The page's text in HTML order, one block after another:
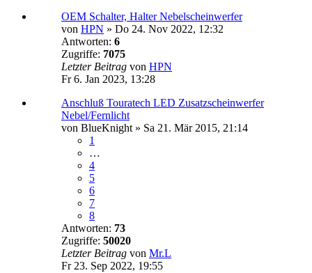
OEM Schalter, Halter Nebelscheinwerfer
von HPN » Do 24. Nov 2022, 12:32
Antworten: 6
Zugriffe: 7075
Letzter Beitrag von HPN
Fr 6. Jan 2023, 13:28
Anschluß Touratech LED Zusatzscheinwerfer
Nebel/Fernlicht
von BlueKnight » Sa 21. Mär 2015, 21:14
1
…
4
5
6
7
8
Antworten: 73
Zugriffe: 50020
Letzter Beitrag von Mr.L
Fr 23. Sep 2022, 19:55